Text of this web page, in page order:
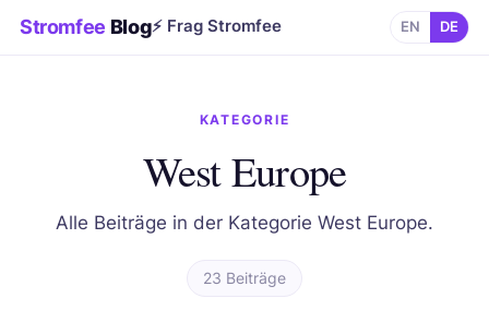
Stromfee Blog⚡ Frag Stromfee EN DE
KATEGORIE
West Europe
Alle Beiträge in der Kategorie West Europe.
23 Beiträge